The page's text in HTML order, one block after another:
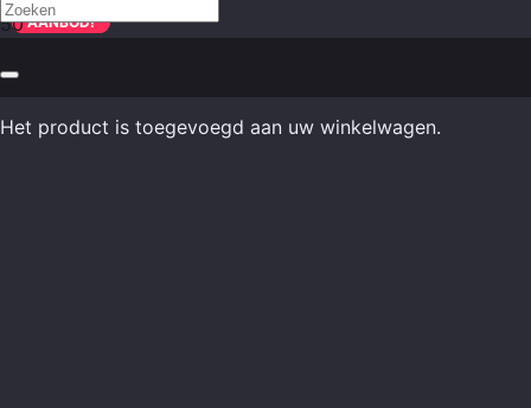
Het product is toegevoegd aan uw winkelwagen.
AANBOD!
AANBOD!